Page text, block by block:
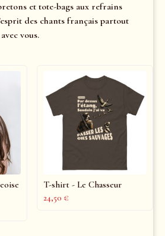
et tote-bags aux refrains
des chants français partout
avec vous.
T-shirt - Le Chasseur
24,50 €